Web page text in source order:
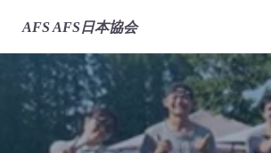
AFS AFS日本協会